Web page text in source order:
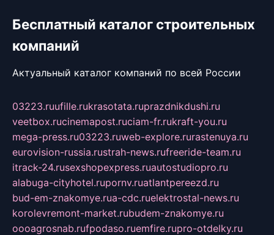
Бесплатный каталог строительных
компаний
Актуальный каталог компаний по всей России
03223.ruufille.rukrasotata.ruprazdnikdushi.ru
veetbox.rucinemapost.ruciam-fr.rukraft-you.ru
mega-press.ru03223.ruweb-explore.rurastenuya.ru
eurovision-russia.rustrah-news.rufreeride-team.ru
itrack-24.rusexshopexpress.ruautostudiopro.ru
alabuga-cityhotel.rupornv.ruatlantpereezd.ru
bud-em-znakomye.rua-cdc.ruelektrostal-news.ru
korolevremont-market.rubudem-znakomye.ru
oooagrosnab.rufpodaso.ruemfire.rupro-otdelky.ru